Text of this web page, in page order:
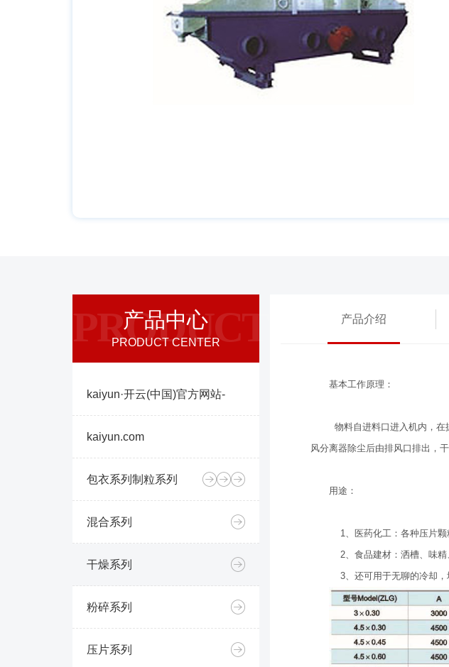
产品中心
PRODUCT CENTER
PRODUCT
kaiyun·开云(中国)官方网站-
kaiyun.com
包衣系列 制粒系列
混合系列
干燥系列
粉碎系列
压片系列
产品介绍
基本工作原理：
物料自进料口进入机内，
风分离器除尘后由排风口排出，
用途：
1、医药化工：各种压片颗
2、食品建材：洒槽、味精
3、还可用于无聊的冷却，